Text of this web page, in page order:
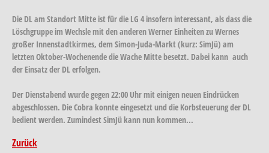
Die DL am Standort Mitte ist für die LG 4 insofern interessant, als dass die
Löschgruppe im Wechsle mit den anderen Werner Einheiten zu Wernes
großer Innenstadtkirmes, dem Simon-Juda-Markt (kurz: SimJü) am
letzten Oktober-Wochenende die Wache Mitte besetzt. Dabei kann auch
der Einsatz der DL erfolgen.
Der Dienstabend wurde gegen 22:00 Uhr mit einigen neuen Eindrücken
abgeschlossen. Die Cobra konnte eingesetzt und die Korbsteuerung der DL
bedient werden. Zumindest SimJü kann nun kommen...
Zurück